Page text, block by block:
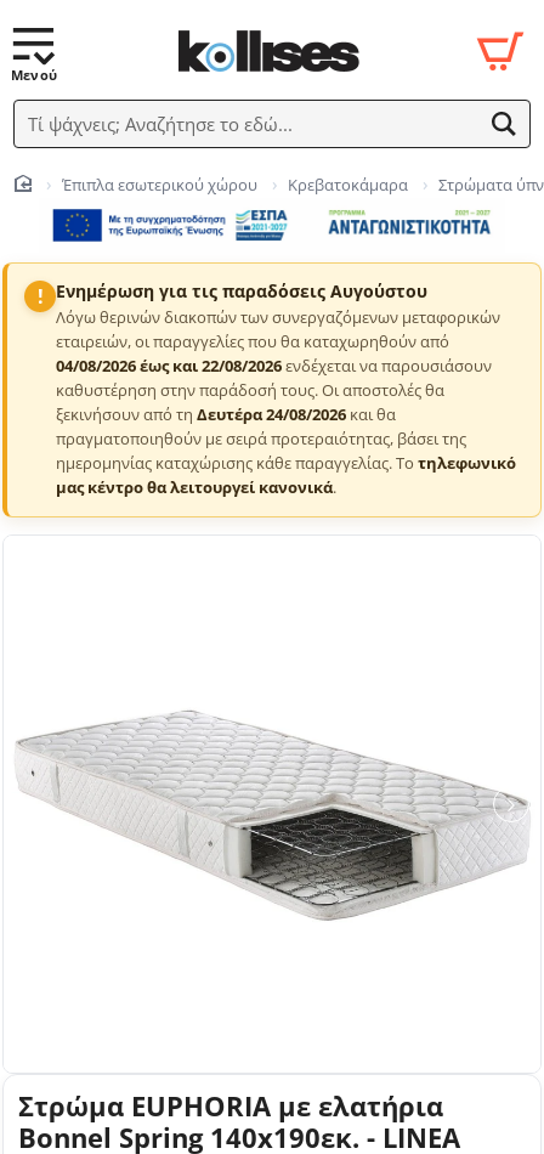
Τί ψάχνεις; Αναζήτησε το εδώ...
Έπιπλα εσωτερικού χώρου Κρεβατοκάμαρα Στρώματα
! Ενημέρωση για τις παραδόσεις Αυγούστου
Λόγω θερινών διακοπών των συνεργαζόμενων μεταφορικών
εταιρειών, οι παραγγελίες που θα καταχωρηθούν από
04/08/2026 έως και 22/08/2026ενδέχεται να παρουσιάσουν
καθυστέρηση στην παράδοσή τους. Οι αποστολές θα
ξεκινήσουν από τη Δευτέρα 24/08/2026 και θα
πραγματοποιηθούν με σειρά προτεραιότητας, βάσει της
ημερομηνίας καταχώρισης κάθε παραγγελίας. Το τηλεφωνικό
μας κέντρο θα λειτουργεί κανονικά.
Στρώμα EUPHORIA με ελατήρια
Bonnel Spring 140x190εκ. - LINEA